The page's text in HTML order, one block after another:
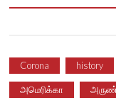
Corona history
அமெரிக்கா